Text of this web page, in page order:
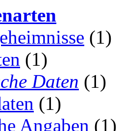
(1)
(1)
Daten (1)
(1)
Angaben (1)